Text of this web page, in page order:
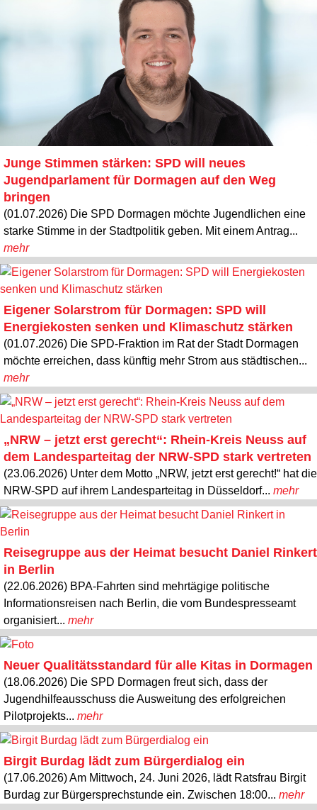
Junge Stimmen stärken: SPD will neues
Jugendparlament für Dormagen auf den Weg
bringen
(01.07.2026) Die SPD Dormagen möchte Jugendlichen eine
starke Stimme in der Stadtpolitik geben. Mit einem Antrag...
mehr
Eigener Solarstrom für Dormagen: SPD will
Energiekosten senken und Klimaschutz stärken
(01.07.2026) Die SPD-Fraktion im Rat der Stadt Dormagen
möchte erreichen, dass künftig mehr Strom aus städtischen...
mehr
„NRW – jetzt erst gerecht“: Rhein-Kreis Neuss auf
dem Landesparteitag der NRW-SPD stark vertreten
(23.06.2026) Unter dem Motto „NRW, jetzt erst gerecht!“ hat die
NRW-SPD auf ihrem Landesparteitag in Düsseldorf... mehr
Reisegruppe aus der Heimat besucht Daniel Rinkert
in Berlin
(22.06.2026) BPA-Fahrten sind mehrtägige politische
Informationsreisen nach Berlin, die vom Bundespresseamt
organisiert... mehr
Neuer Qualitätsstandard für alle Kitas in Dormagen
(18.06.2026) Die SPD Dormagen freut sich, dass der
Jugendhilfeausschuss die Ausweitung des erfolgreichen
Pilotprojekts... mehr
Birgit Burdag lädt zum Bürgerdialog ein
(17.06.2026) Am Mittwoch, 24. Juni 2026, lädt Ratsfrau Birgit
Burdag zur Bürgersprechstunde ein. Zwischen 18:00... mehr